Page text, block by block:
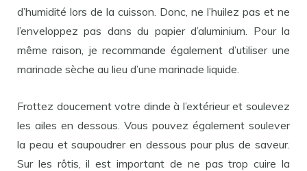
d’humidité lors de la cuisson. Donc, ne l’huilez pas et ne
l’enveloppez pas dans du papier d’aluminium. Pour la
même raison, je recommande également d’utiliser une
marinade sèche au lieu d’une marinade liquide.
Frottez doucement votre dinde à l’extérieur et soulevez
les ailes en dessous. Vous pouvez également soulever
la peau et saupoudrer en dessous pour plus de saveur.
Sur les rôtis, il est important de ne pas trop cuire la